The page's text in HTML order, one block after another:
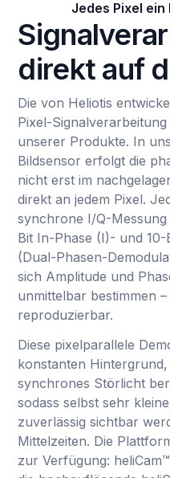
Jedes Pixel
direkt auf
Die von Heliotis
Pixel-
unserer Produkte. In
Bildsensor erfolgt die
nicht erst im
direkt an jedem Pixel.
synchrone I/Q-
Bit In-Phase (I)- und
(Dual-Phasen-
sich Amplitude und
unmittelbar bestimmen
reproduzierbar.
Diese pixelparallele
konstanten
synchrones Störlicht
sodass selbst sehr
zuverlässig sichtbar
Mittelzeiten. Die
zur Verfügung: